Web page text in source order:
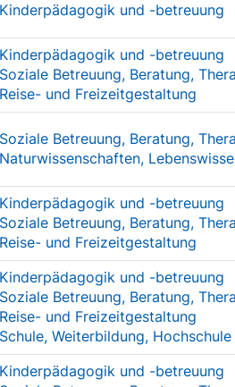
Kinderpädagogik und -betreuung
Kinderpädagogik und -betreuung
Soziale Betreuung, Beratung,
Reise- und Freizeitgestaltung
Soziale Betreuung, Beratung,
Naturwissenschaften,
Kinderpädagogik und -betreuung
Soziale Betreuung, Beratung,
Reise- und Freizeitgestaltung
Kinderpädagogik und -betreuung
Soziale Betreuung, Beratung,
Reise- und Freizeitgestaltung
Schule, Weiterbildung, Hochschule
Kinderpädagogik und -betreuung